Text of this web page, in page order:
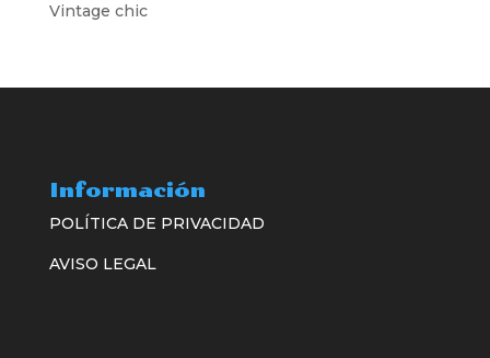
Vintage chic
Información
POLÍTICA DE PRIVACIDAD
AVISO LEGAL